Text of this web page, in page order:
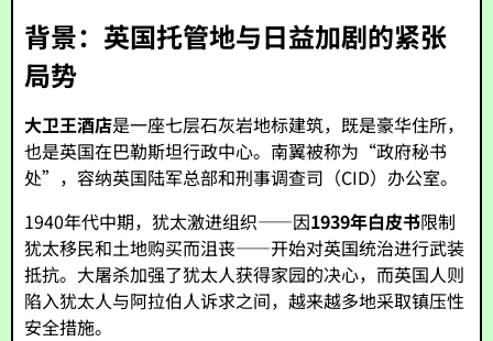
背景：英国托管地与日益加剧的紧张
局势
大卫王酒店是一座七层石灰岩地标建筑，既是豪华住所，
也是英国在巴勒斯坦行政中心。南翼被称为“政府秘书
处”，容纳英国陆军总部和刑事调查司（CID）办公室。
1940年代中期，犹太激进组织——因1939年白皮书限制
犹太移民和土地购买而沮丧——开始对英国统治进行武装
抵抗。大屠杀加强了犹太人获得家园的决心，而英国人则
陷入犹太人与阿拉伯人诉求之间，越来越多地采取镇压性
安全措施。